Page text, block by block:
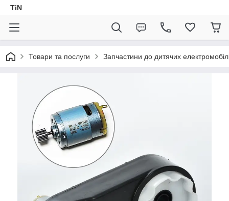
TiN
Товари та послуги Запчастини до дитячих